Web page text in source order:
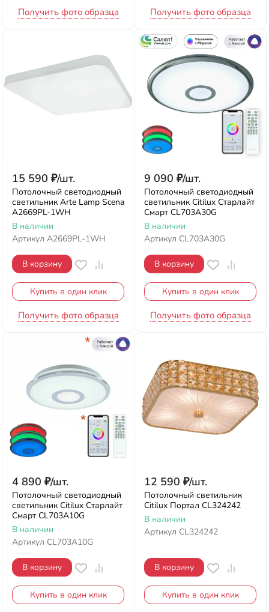
Получить фото образца Получить фото образца
15 590 ₽/шт.
Потолочный светодиодный
светильник Arte Lamp Scena
A2669PL-1WH
В наличии
Артикул A2669PL-1WH
В корзину
Купить в один клик
Получить фото образца
9 090 ₽/шт.
Потолочный светодиодный
светильник Citilux Старлайт
Смарт CL703A30G
В наличии
Артикул CL703A30G
В корзину
Купить в один клик
Получить фото образца
4 890 ₽/шт.
Потолочный светодиодный
светильник Citilux Старлайт
Смарт CL703A10G
В наличии
Артикул CL703A10G
В корзину
Купить в один клик
12 590 ₽/шт.
Потолочный светильник
Citilux Портал CL324242
В наличии
Артикул CL324242
В корзину
Купить в один клик